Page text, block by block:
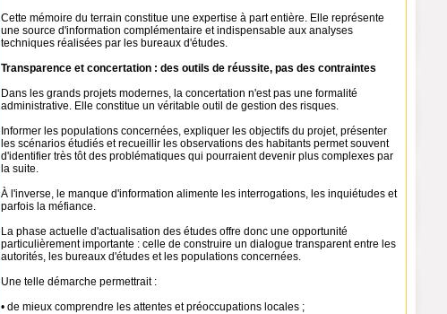
Cette mémoire du terrain constitue une expertise à part entière. Elle représente
une source d'information complémentaire et indispensable aux analyses
techniques réalisées par les bureaux d'études.
Transparence et concertation : des outils de réussite, pas des contraintes
Dans les grands projets modernes, la concertation n'est pas une formalité
administrative. Elle constitue un véritable outil de gestion des risques.
Informer les populations concernées, expliquer les objectifs du projet, présenter
les scénarios étudiés et recueillir les observations des habitants permet souvent
d'identifier très tôt des problématiques qui pourraient devenir plus complexes par
la suite.
À l'inverse, le manque d'information alimente les interrogations, les inquiétudes et
parfois la méfiance.
La phase actuelle d'actualisation des études offre donc une opportunité
particulièrement importante : celle de construire un dialogue transparent entre les
autorités, les bureaux d'études et les populations concernées.
Une telle démarche permettrait :
• de mieux comprendre les attentes et préoccupations locales ;